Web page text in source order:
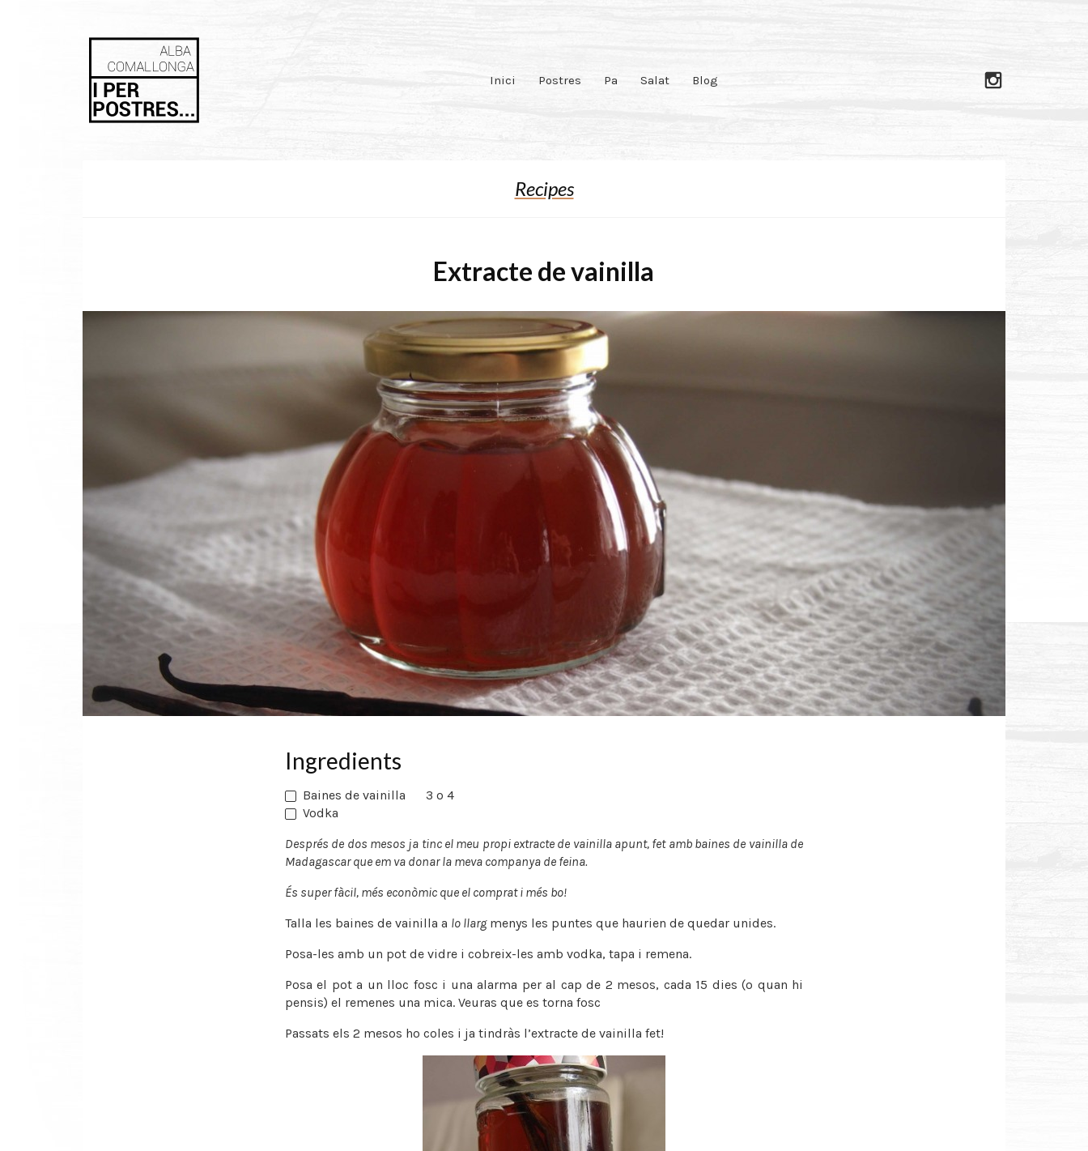
Inici Postres Pa Salat Blog
Recipes
Extracte de vainilla
Ingredients
Baines de vainilla
3 o 4
Vodka
Després de dos mesos ja tinc el meu propi extracte de vainilla apunt, fet amb baines de vainilla de
Madagascar que em va donar la meva companya de feina.
És super fàcil, més econòmic que el comprat i més bo!
Talla les baines de vainilla a lo llargmenys les puntes que haurien de quedar unides.
Posa-les amb un pot de vidre i cobreix-les amb vodka, tapa i remena.
Posa el pot a un lloc fosc i una alarma per al cap de 2 mesos, cada 15 dies (o quan hi
pensis) el remenes una mica. Veuras que es torna fosc
Passats els 2 mesos ho coles i ja tindràs l’extracte de vainilla fet!